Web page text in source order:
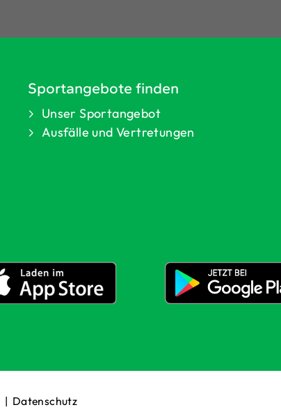
Sportangebote finden
Unser Sportangebot
Ausfälle und Vertretungen
| Datenschutz